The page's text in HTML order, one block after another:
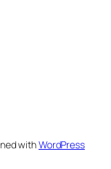
withWordPress